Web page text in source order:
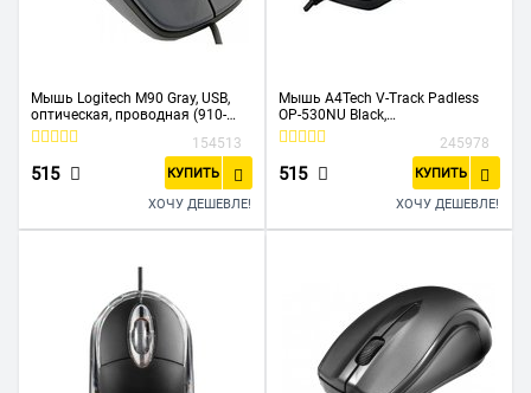
Мышь Logitech M90 Gray, USB,
оптическая, проводная (910-
001794)
154513
515 КУПИТЬ
ХОЧУ ДЕШЕВЛЕ!
Мышь A4Tech V-Track Padless
OP-530NU Black,
оптическая,1000dpi, 2кн, USB
245978
515 КУПИТЬ
ХОЧУ ДЕШЕВЛЕ!